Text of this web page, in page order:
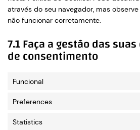
através do seu navegador, mas
não funcionar corretamente.
7.1 Faça a gestão das
de consentimento
Funcional
Preferences
Statistics